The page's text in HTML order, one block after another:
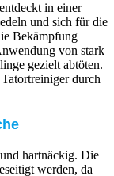
in einer
und sich für die
Bekämpfung
von stark
gezielt abtöten.
durch
hartnäckig. Die
werden, da